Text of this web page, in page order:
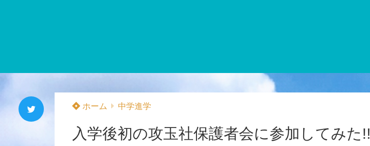
ホーム 中学進学
入学後初の攻玉社保護者会に参加してみた!!